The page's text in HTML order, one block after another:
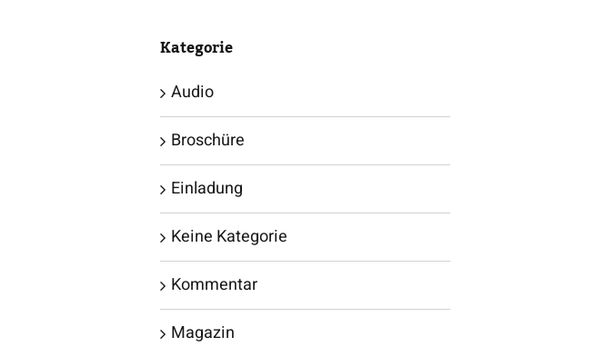
Kategorie
Audio
Broschüre
Einladung
Keine Kategorie
Kommentar
Magazin